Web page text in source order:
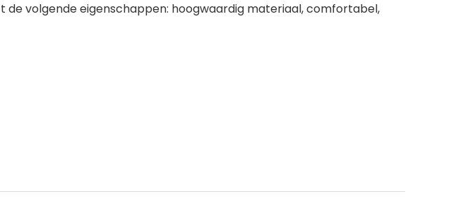
de volgende eigenschappen: hoogwaardig materiaal, comfortabel,